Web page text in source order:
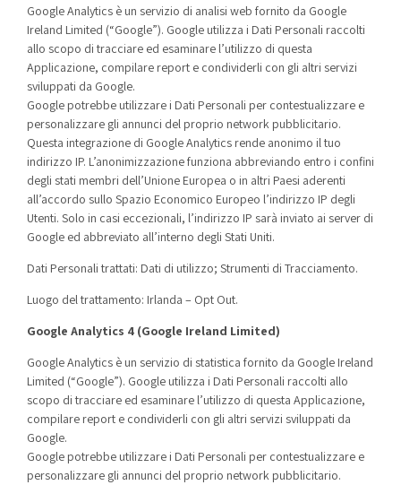
Google Analytics è un servizio di analisi web fornito da Google
Ireland Limited (“Google”). Google utilizza i Dati Personali raccolti
allo scopo di tracciare ed esaminare l’utilizzo di questa
Applicazione, compilare report e condividerli con gli altri servizi
sviluppati da Google.
Google potrebbe utilizzare i Dati Personali per contestualizzare e
personalizzare gli annunci del proprio network pubblicitario.
Questa integrazione di Google Analytics rende anonimo il tuo
indirizzo IP. L’anonimizzazione funziona abbreviando entro i confini
degli stati membri dell’Unione Europea o in altri Paesi aderenti
all’accordo sullo Spazio Economico Europeo l’indirizzo IP degli
Utenti. Solo in casi eccezionali, l’indirizzo IP sarà inviato ai server di
Google ed abbreviato all’interno degli Stati Uniti.
Dati Personali trattati: Dati di utilizzo; Strumenti di Tracciamento.
Luogo del trattamento: Irlanda – Opt Out.
Google Analytics 4 (Google Ireland Limited)
Google Analytics è un servizio di statistica fornito da Google Ireland
Limited (“Google”). Google utilizza i Dati Personali raccolti allo
scopo di tracciare ed esaminare l’utilizzo di questa Applicazione,
compilare report e condividerli con gli altri servizi sviluppati da
Google.
Google potrebbe utilizzare i Dati Personali per contestualizzare e
personalizzare gli annunci del proprio network pubblicitario.